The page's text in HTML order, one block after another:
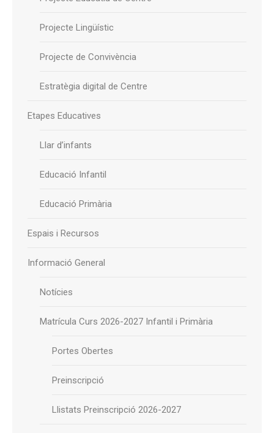
Projecte Lingüístic
Projecte de Convivència
Estratègia digital de Centre
Etapes Educatives
Llar d’infants
Educació Infantil
Educació Primària
Espais i Recursos
Informació General
Notícies
Matrícula Curs 2026-2027 Infantil i Primària
Portes Obertes
Preinscripció
Llistats Preinscripció 2026-2027